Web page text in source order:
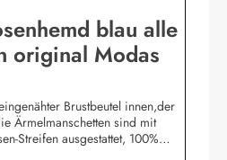
blau alle
original Modas
Brustbeutel innen,der
Ärmelmanschetten sind mit
Streifen ausgestattet, 100%